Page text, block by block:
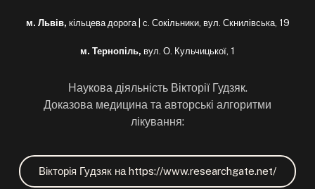
м. Львів, кільцева дорога | с. Сокільники, вул. Скнилівська, 19
м. Тернопіль, вул. О. Кульчицької, 1
Наукова діяльність Вікторії Гудзяк.
Доказова медицина та авторські алгоритми
лікування:
Вікторія Гудзяк на https://www.researchgate.net/